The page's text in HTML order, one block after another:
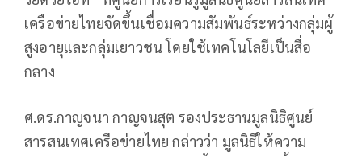
เครือข่ายไทยจัดขึ้นเชื่อมความสัมพันธ์ระหว่างกลุ่มผู้
สูงอายุและกลุ่มเยาวชน โดยใช้เทคโนโลยีเป็นสื่อ
กลาง
ศ.ดร.กาญจนา กาญจนสุต รองประธานมูลนิธิศูนย์
สารสนเทศเครือข่ายไทย กล่าวว่า มูลนิธิให้ความ